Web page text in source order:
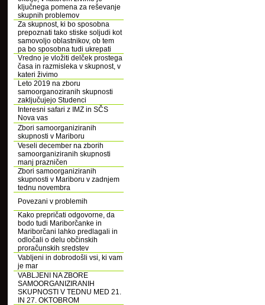
ključnega pomena za reševanje
skupnih problemov
Za skupnost, ki bo sposobna
prepoznati tako stiske soljudi kot
samovoljo oblastnikov, ob tem
pa bo sposobna tudi ukrepati
Vredno je vložiti delček prostega
časa in razmisleka v skupnost, v
kateri živimo
Leto 2019 na zboru
samoorganoziranih skupnosti
zaključujejo Studenci
Interesni safari z IMZ in SČS
Nova vas
Zbori samoorganiziranih
skupnosti v Mariboru
Veseli december na zborih
samoorganiziranih skupnosti
manj prazničen
Zbori samoorganiziranih
skupnosti v Mariboru v zadnjem
tednu novembra
Povezani v problemih
Kako prepričati odgovorne, da
bodo tudi Mariborčanke in
Mariborčani lahko predlagali in
odločali o delu občinskih
proračunskih sredstev
Vabljeni in dobrodošli vsi, ki vam
je mar
VABLJENI NA ZBORE
SAMOORGANIZIRANIH
SKUPNOSTI V TEDNU MED 21.
IN 27. OKTOBROM